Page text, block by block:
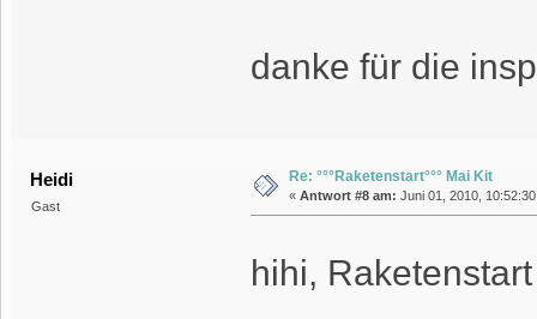
danke für die
Heidi
Gast
Re: °°°Raketenstart°°° Mai Kit
« Antwort #8 am: Juni 01, 2010,
hihi,